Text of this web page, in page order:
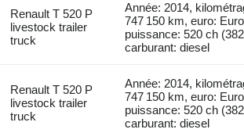
Renault T 520 P
livestock trailer
truck
Année: 2014,
747 150 km, euro:
puissance: 520 ch
carburant: diesel
Renault T 520 P
livestock trailer
truck
Année: 2014,
747 150 km, euro:
puissance: 520 ch
carburant: diesel